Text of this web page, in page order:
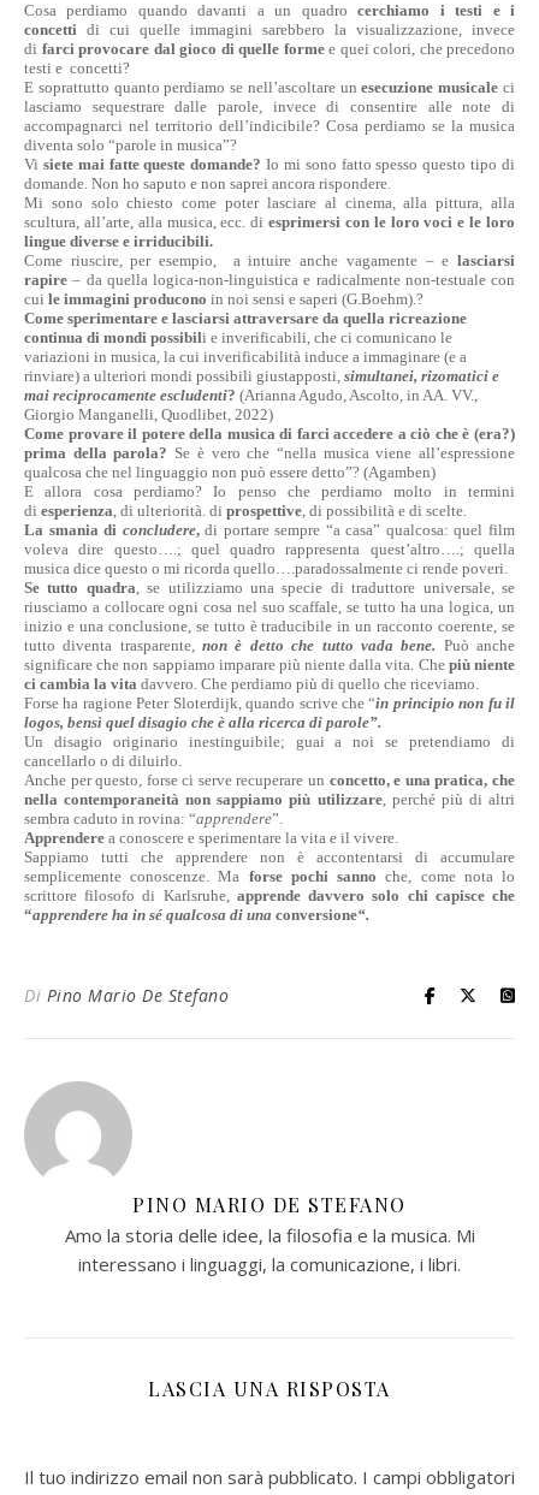
Cosa perdiamo quando davanti a un quadro
cerchiamo i testi e i
concetti di cui quelle immagini sarebbero la visualizzazione, invece
di farci provocare dal gioco di quelle forme e quei colori, che precedono
testi e concetti?
E soprattutto quanto perdiamo se nell’ascoltare un esecuzione musicale ci
lasciamo sequestrare dalle parole, invece di consentire alle note di
accompagnarci nel territorio dell’indicibile? Cosa perdiamo se la musica
diventa solo “parole in musica”?
Vi siete mai fatte queste domande? Io mi sono fatto spesso questo tipo di
domande. Non ho saputo e non saprei ancora rispondere.
Mi sono solo chiesto come poter lasciare al cinema, alla pittura, alla
scultura, all’arte, alla musica, ecc. di esprimersi con le loro voci e le loro
lingue diverse e irriducibili.
Come riuscire, per esempio, a intuire anche vagamente – e lasciarsi
rapire – da quella logica-non-linguistica e radicalmente non-testuale con
cui le immagini producono in noi sensi e saperi (G.Boehm).?
Come sperimentare e lasciarsi attraversare da quella ricreazione
continua di mondi possibili e inverificabili, che ci comunicano le
variazioni in musica, la cui inverificabilità induce a immaginare (e a
rinviare) a ulteriori mondi possibili giustapposti, simultanei, rizomatici e
mai reciprocamente escludenti? (Arianna Agudo, Ascolto, in AA. VV.,
Giorgio Manganelli, Quodlibet, 2022)
Come provare il potere della musica di farci accedere a ciò che è (era?)
prima della parola? Se è vero che “nella musica viene all’espressione
qualcosa che nel linguaggio non può essere detto”? (Agamben)
E allora cosa perdiamo? Io penso che perdiamo molto in termini
di esperienza, di ulteriorità. di prospettive, di possibilità e di scelte.
La smania di concludere, di portare sempre “a casa” qualcosa: quel film
voleva dire questo….; quel quadro rappresenta quest’altro….; quella
musica dice questo o mi ricorda quello….paradossalmente ci rende poveri.
Se tutto quadra, se utilizziamo una specie di traduttore universale, se
riusciamo a collocare ogni cosa nel suo scaffale, se tutto ha una logica, un
inizio e una conclusione, se tutto è traducibile in un racconto coerente, se
tutto diventa trasparente, non è detto che tutto vada bene. Può anche
significare che non sappiamo imparare più niente dalla vita. Che più niente
ci cambia la vita davvero. Che perdiamo più di quello che riceviamo.
Forse ha ragione Peter Sloterdijk, quando scrive che “in principio non fu il
logos, bensì quel disagio che è alla ricerca di parole”.
Un disagio originario inestinguibile; guai a noi se pretendiamo di
cancellarlo o di diluirlo.
Anche per questo, forse ci serve recuperare un concetto, e una pratica, che
nella contemporaneità non sappiamo più utilizzare, perché più di altri
sembra caduto in rovina: “apprendere”.
Apprendere a conoscere e sperimentare la vita e il vivere.
Sappiamo tutti che apprendere non è accontentarsi di accumulare
semplicemente conoscenze. Ma forse pochi sanno che, come nota lo
scrittore filosofo di Karlsruhe, apprende davvero solo chi capisce che
“apprendere ha in sé qualcosa di una conversione“.
Di Pino Mario De Stefano
PINO MARIO DE STEFANO
Amo la storia delle idee, la filosofia e la musica. Mi
interessano i linguaggi, la comunicazione, i libri.
LASCIA UNA RISPOSTA
Il tuo indirizzo email non sarà pubblicato. I campi obbligatori